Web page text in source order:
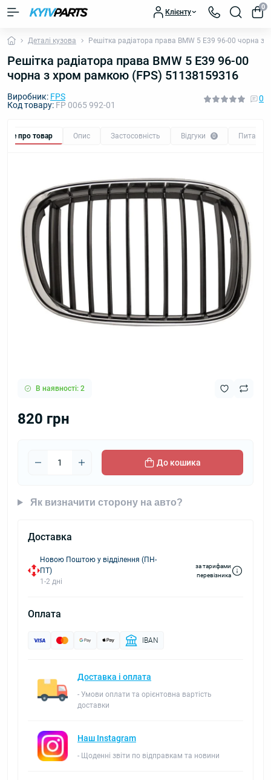
Клієнту
0
Деталі кузова Решітка радіатора права BMW 5 E39 96-00 чорна
Решітка радіатора права BMW 5 E39 96-00
чорна з хром рамкою (FPS) 51138159316
Виробник: FPS
Код товару: FP 0065 992-01
0
Все про товар Опис Застосовність Відгуки 0 Питання
В наявності: 2
820 грн
До кошика
Як визначити сторону на авто?
Доставка
Новою Поштою у відділення (ПН-
ПТ)
1-2 дні
за тарифами
перевізника
Оплата
IBAN
Доставка і оплата
- Умови оплати та орієнтовна вартість
доставки
Наш Instagram
- Щоденні звіти по відправкам та новини